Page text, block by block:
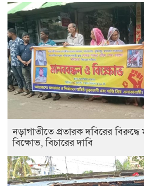
নড়াগাতীতে প্রতারক দবিরের
বিক্ষোভ, বিচারের দাবি